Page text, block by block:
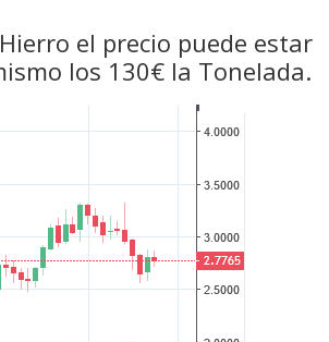
el precio puede estar
los 130€ la Tonelada.